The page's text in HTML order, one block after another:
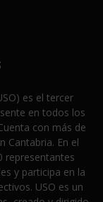
es el tercer
en todos los
con más de
Cantabria. En el
representantes
y participa en la
USO es un